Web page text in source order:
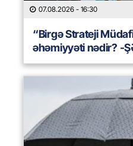
07.08.2026 - 16:30
“Birgə Strateji
əhəmiyyəti nədir? -